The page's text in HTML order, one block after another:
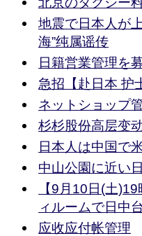
地震で日本人が
海”纯属谣传
日籍営業管理を
急招【赴日本 护
ネットショップ
杉杉股份高层变
日本人は中国で
中山公園に近い
【9月10日(土
ィルームで日中
应收应付帐管理